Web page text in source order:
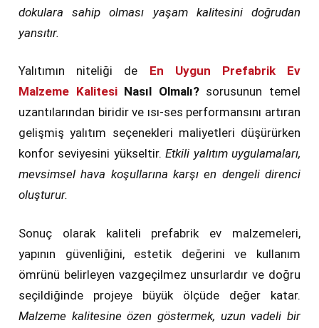
dokulara sahip olması yaşam kalitesini doğrudan
yansıtır.
Yalıtımın niteliği de En Uygun Prefabrik Ev
Malzeme KalitesiNasıl Olmalı?sorusunun temel
uzantılarından biridir ve ısı-ses performansını artıran
gelişmiş yalıtım seçenekleri maliyetleri düşürürken
konfor seviyesini yükseltir.Etkili yalıtım uygulamaları,
mevsimsel hava koşullarına karşı en dengeli direnci
oluşturur.
Sonuç olarak kaliteli prefabrik ev malzemeleri,
yapının güvenliğini, estetik değerini ve kullanım
ömrünü belirleyen vazgeçilmez unsurlardır ve doğru
seçildiğinde projeye büyük ölçüde değer katar.
Malzeme kalitesine özen göstermek, uzun vadeli bir